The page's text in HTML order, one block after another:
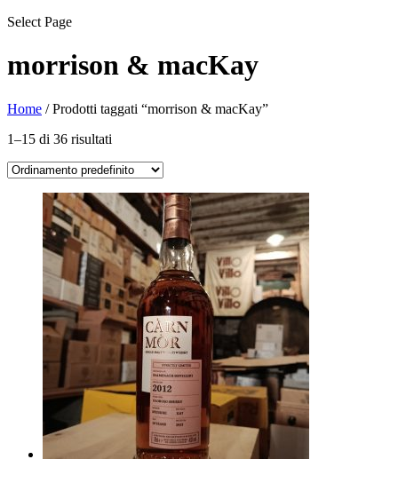
Select Page
morrison & macKay
Home / Prodotti taggati “morrison & macKay”
1–15 di 36 risultati